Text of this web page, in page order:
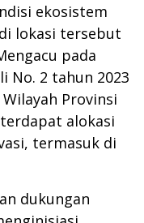
ekosistem
lokasi tersebut
pada
No. 2 tahun 2023
Provinsi
alokasi
termasuk di
dukungan